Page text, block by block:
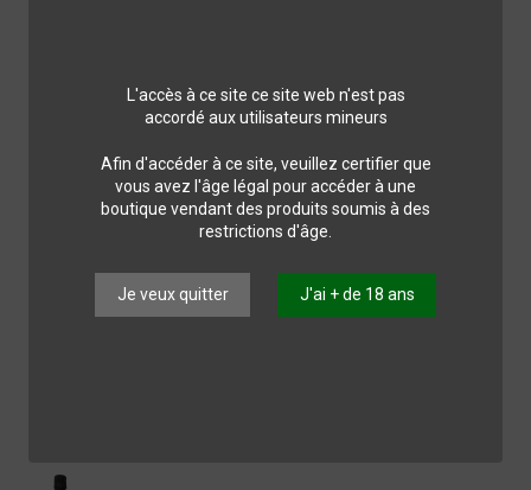
L'accès à ce site ce site web n'est pas
accordé aux utilisateurs mineurs
Afin d'accéder à ce site, veuillez certifier que
vous avez l'âge légal pour accéder à une
boutique vendant des produits soumis à des
restrictions d'âge.
Je veux quitter J'ai + de 18 ans